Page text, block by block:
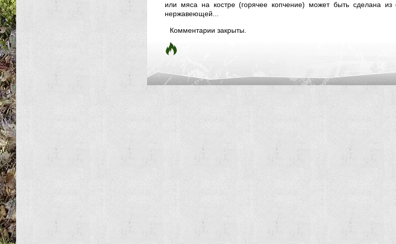
или мяса на костре (горячее копчение) может быть сделана из
нержавеющей...
Комментарии закрыты.